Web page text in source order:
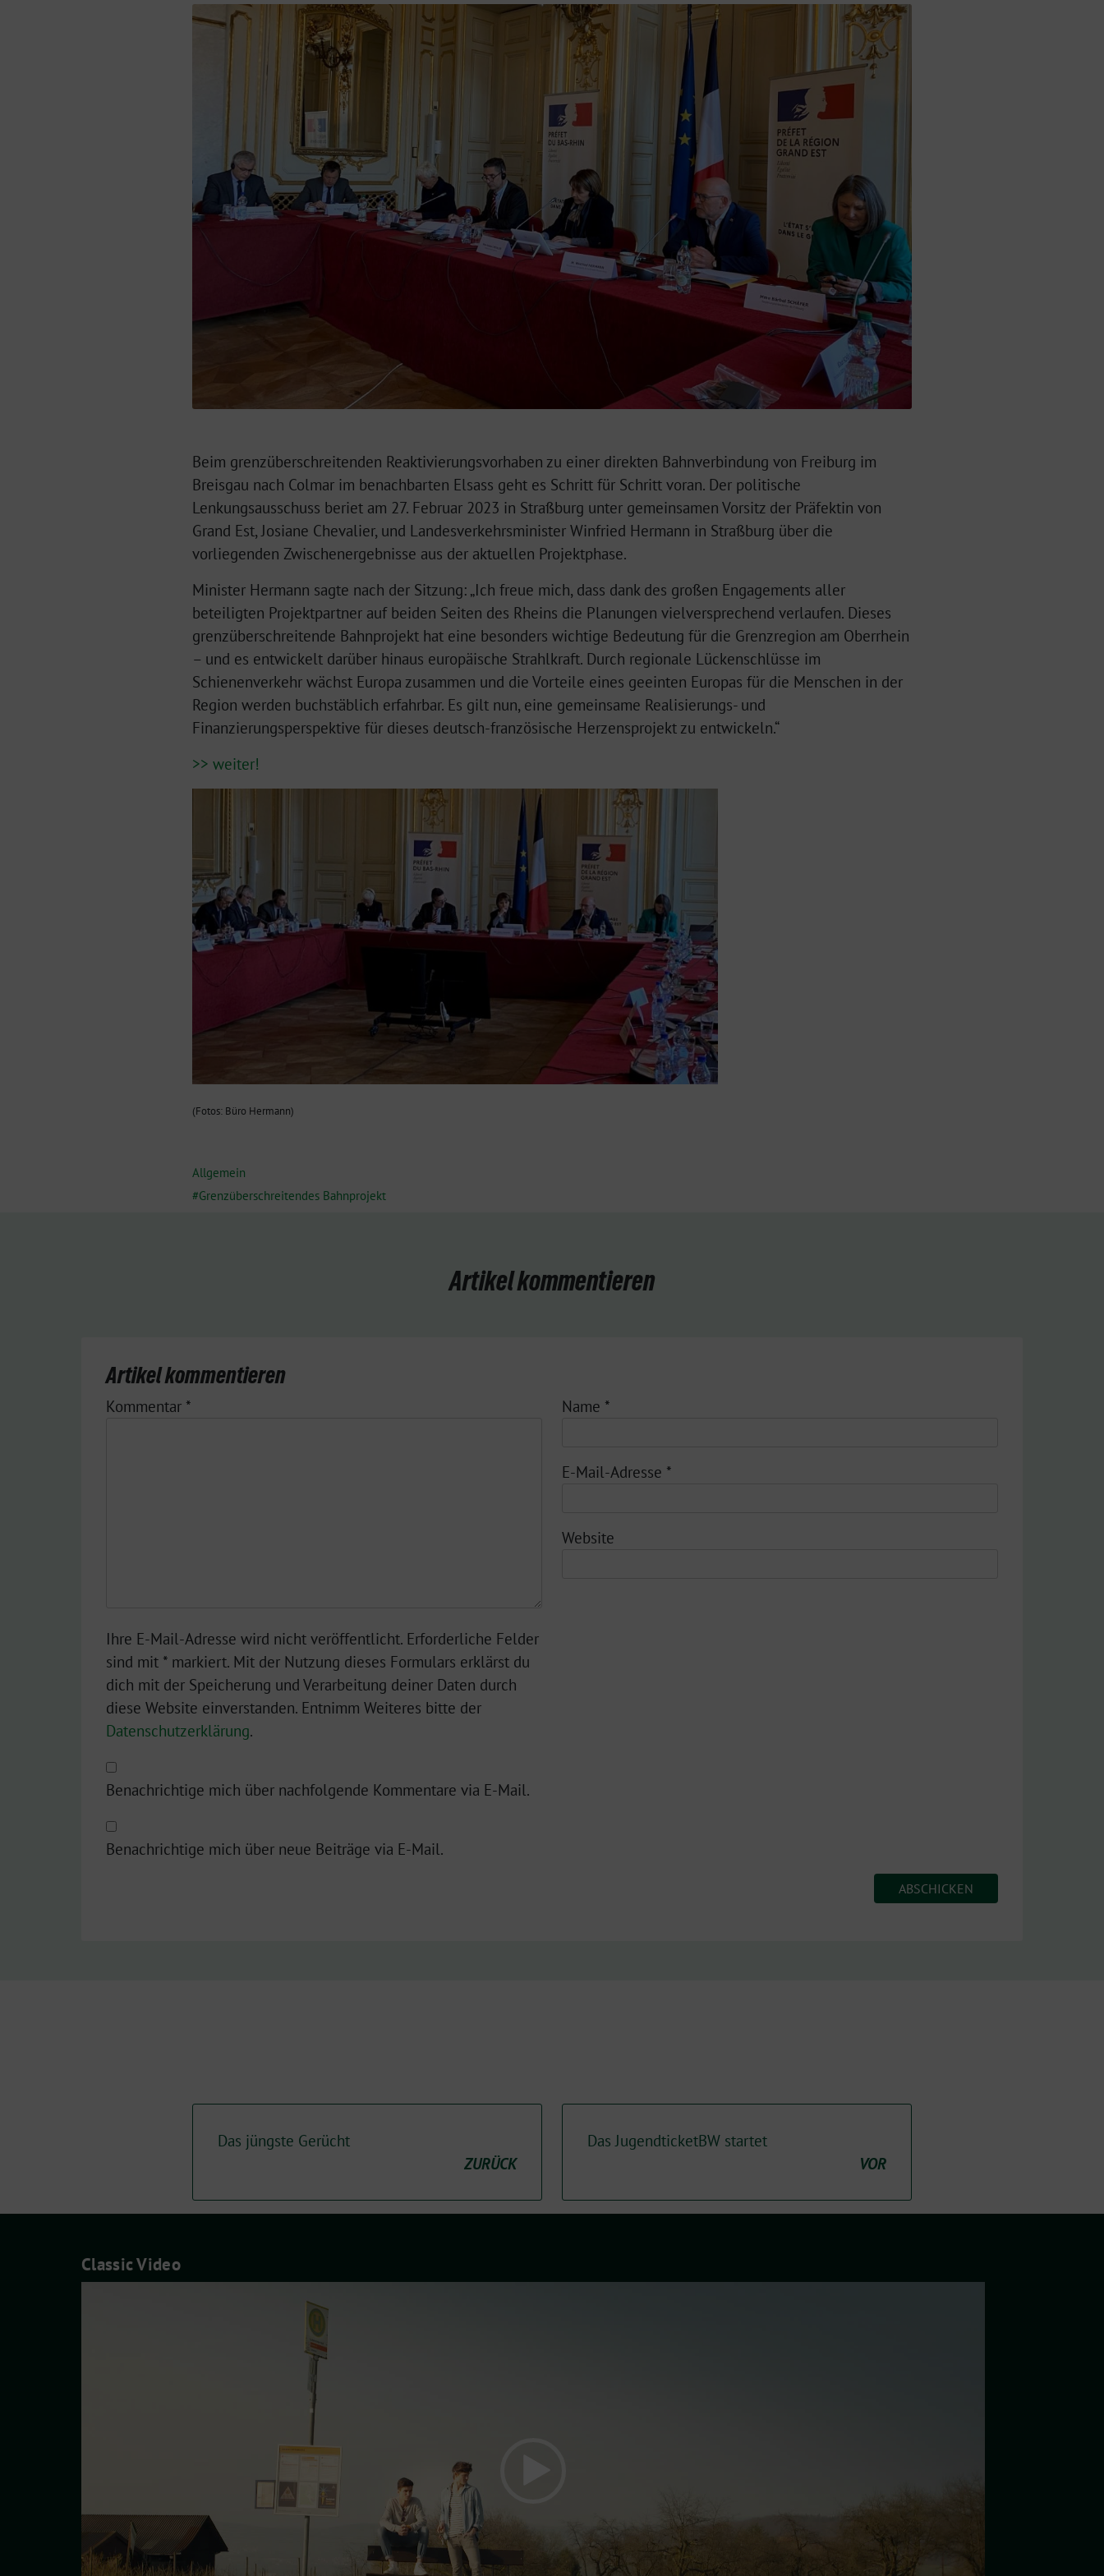
Beim grenzüberschreitenden Reaktivierungsvorhaben zu einer direkten Bahnverbindung von Freiburg im
Breisgau nach Colmar im benachbarten Elsass geht es Schritt für Schritt voran. Der politische
Lenkungsausschuss beriet am 27. Februar 2023 in Straßburg unter gemeinsamen Vorsitz der Präfektin von
Grand Est, Josiane Chevalier, und Landesverkehrsminister Winfried Hermann in Straßburg über die
vorliegenden Zwischenergebnisse aus der aktuellen Projektphase.
Minister Hermann sagte nach der Sitzung: „Ich freue mich, dass dank des großen Engagements aller
beteiligten Projektpartner auf beiden Seiten des Rheins die Planungen vielversprechend verlaufen. Dieses
grenzüberschreitende Bahnprojekt hat eine besonders wichtige Bedeutung für die Grenzregion am Oberrhein
– und es entwickelt darüber hinaus europäische Strahlkraft. Durch regionale Lückenschlüsse im
Schienenverkehr wächst Europa zusammen und die Vorteile eines geeinten Europas für die Menschen in der
Region werden buchstäblich erfahrbar. Es gilt nun, eine gemeinsame Realisierungs- und
Finanzierungsperspektive für dieses deutsch-französische Herzensprojekt zu entwickeln.“
>> weiter!
(Fotos: Büro Hermann)
Allgemein
Grenzüberschreitendes Bahnprojekt
Artikel kommentieren
Artikel kommentieren
Kommentar *
Ihre E-Mail-Adresse wird nicht veröffentlicht. Erforderliche Felder
sind mit * markiert. Mit der Nutzung dieses Formulars erklärst du
dich mit der Speicherung und Verarbeitung deiner Daten durch
diese Website einverstanden. Entnimm Weiteres bitte der
Datenschutzerklärung.
Name *
E-Mail-Adresse *
Website
Benachrichtige mich über nachfolgende Kommentare via E-Mail.
Benachrichtige mich über neue Beiträge via E-Mail.
Das jüngste Gerücht
ZURÜCK
Das JugendticketBW startet
VOR
Classic Video